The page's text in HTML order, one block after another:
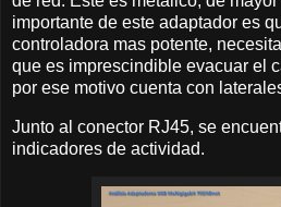
importante de este adaptador es
controladora mas potente,
que es imprescindible evacuar el
por ese motivo cuenta con
Junto al conector RJ45, se
indicadores de actividad.